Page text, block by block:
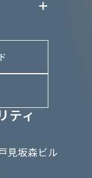
ティ
見坂森ビル